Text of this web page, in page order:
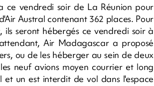
vendredi soir de La Réunion pour
Austral contenant 362 places. Pour
seront hébergés ce vendredi soir à
Air Madagascar a proposé
ou de les héberger au sein de deux
neuf avions moyen courrier et long
un est interdit de vol dans l'espace